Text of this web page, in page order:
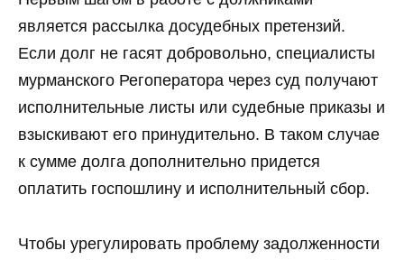
является рассылка досудебных претензий.
Если долг не гасят добровольно, специалисты
мурманского Регоператора через суд получают
исполнительные листы или судебные приказы и
взыскивают его принудительно. В таком случае
к сумме долга дополнительно придется
оплатить госпошлину и исполнительный сбор.
Чтобы урегулировать проблему задолженности